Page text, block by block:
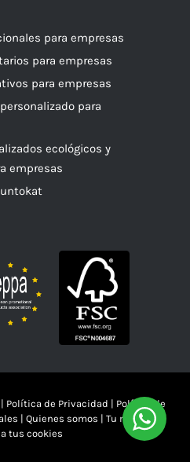
para empresas
para empresas
para empresas
para
ecológicos y
empresas
| Política de Privacidad | Política de
| Quienes somos | Tu mandas!!
tus cookies